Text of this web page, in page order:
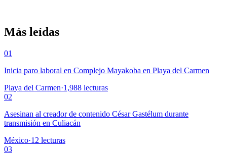
Más leídas
01
Inicia paro laboral en Complejo Mayakoba en Playa del Carmen
Playa del Carmen·1,988 lecturas
02
Asesinan al creador de contenido César Gastélum durante
transmisión en Culiacán
México·12 lecturas
03